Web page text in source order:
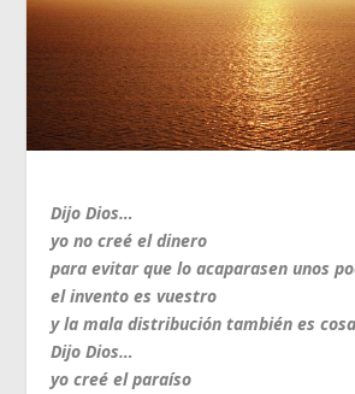
Dijo Dios…
yo no creé el dinero
para evitar que lo acaparasen unos
el invento es vuestro
y la mala distribución también es
Dijo Dios…
yo creé el paraíso